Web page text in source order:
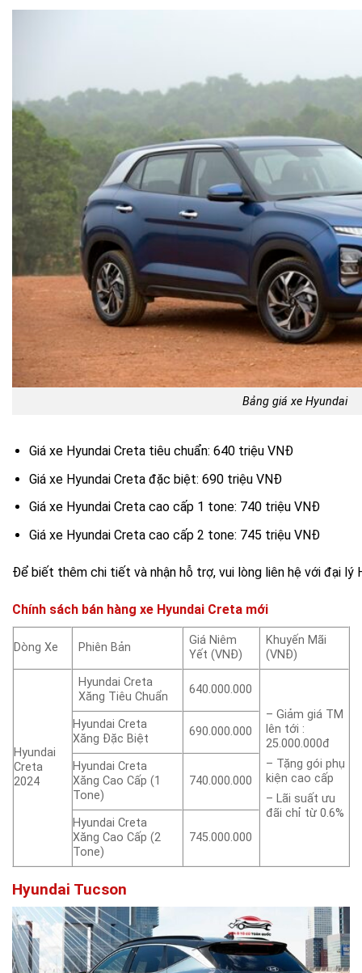
Bảng giá xe Hyundai
Giá xe Hyundai Creta tiêu chuẩn: 640 triệu VNĐ
Giá xe Hyundai Creta đặc biệt: 690 triệu VNĐ
Giá xe Hyundai Creta cao cấp 1 tone: 740 triệu VNĐ
Giá xe Hyundai Creta cao cấp 2 tone: 745 triệu VNĐ
Để biết thêm chi tiết và nhận hỗ trợ, vui lòng liên hệ với đại lý
Chính sách bán hàng xe Hyundai Creta mới
Dòng Xe Phiên Bản
Giá Niêm
Yết (VNĐ)
Khuyến Mãi
(VNĐ)
Hyundai
Creta
2024
Hyundai Creta
Xăng Tiêu Chuẩn
640.000.000
– Giảm giá TM
lên tới :
25.000.000đ
– Tặng gói phụ
kiện cao cấp
– Lãi suất ưu
đãi chỉ từ 0.6%
Hyundai Creta
Xăng Đặc Biệt
690.000.000
Hyundai Creta
Xăng Cao Cấp (1
Tone)
740.000.000
Hyundai Creta
Xăng Cao Cấp (2
Tone)
745.000.000
Hyundai Tucson